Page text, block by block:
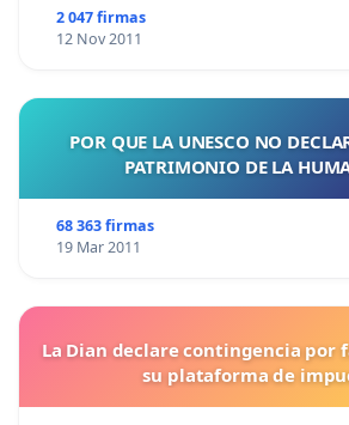
2 047 firmas
12 Nov 2011
POR QUE LA UNESCO NO
PATRIMONIO DE LA
68 363 firmas
19 Mar 2011
La Dian declare contingencia por
su plataforma de